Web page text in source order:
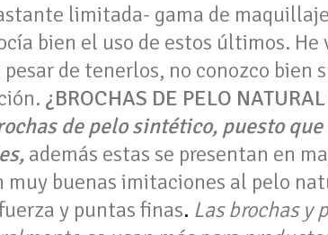
limitada- gama de
bien el uso de estos últimos.
de tenerlos, no conozco bien
¿BROCHAS DE PELO
de pelo sintético, puesto
además estas se presentan en
buenas imitaciones al pelo
y puntas finas. Las brochas y